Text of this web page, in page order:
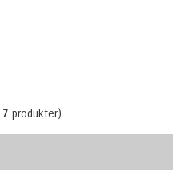
7 produkter)